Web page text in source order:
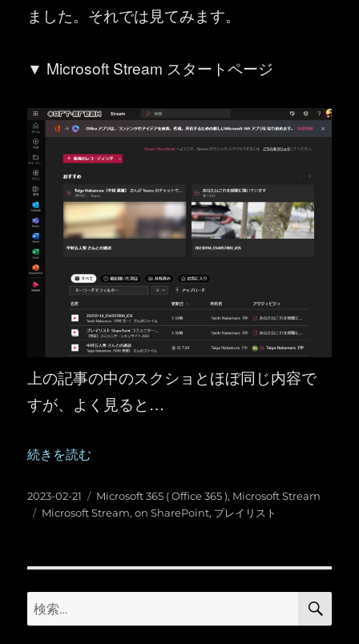
ました。それでは見てみます。
▼ Microsoft Stream スタートページ
上の記事の中のスクショとほぼ同じ内容で
すが、よく見ると…
“Microsoft Stream ：プレイリストがスタートページに表
続きを読む
投
稿
2023-02-21
カ
テ
Microsoft 365 ( Office 365 ), Microsoft Stream
タ
Microsoft Stream,on SharePoint, プレイリスト
検
索:
検